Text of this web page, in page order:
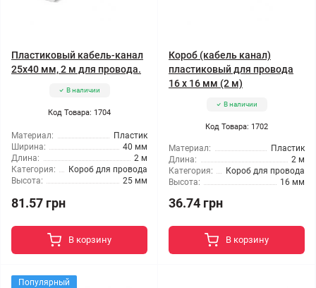
Пластиковый кабель-канал
25x40 мм, 2 м для провода.
В наличии
Код Товара: 1704
Материал:
Пластик
Ширина:
40 мм
Длина:
2 м
Категория:
Короб для провода
Высота:
25 мм
81.57 грн
В корзину
Короб (кабель канал)
пластиковый для провода
16 х 16 мм (2 м)
В наличии
Код Товара: 1702
Материал:
Пластик
Длина:
2 м
Категория:
Короб для провода
Высота:
16 мм
36.74 грн
В корзину
Популярный